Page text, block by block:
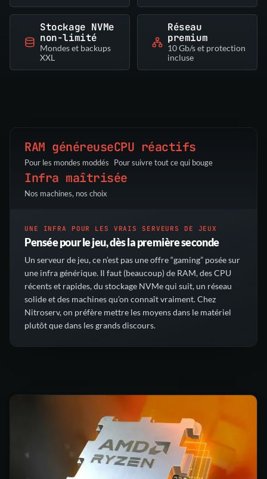
Stockage NVMe
non-limité
Mondes et backups
XXL
Réseau
premium
10 Gb/s et protection
incluse
RAM généreuse
Pour les mondes moddés
CPU réactifs
Pour suivre tout ce qui bouge
Infra maîtrisée
Nos machines, nos choix
UNE INFRA POUR LES VRAIS SERVEURS DE JEUX
Pensée pour le jeu, dès la première seconde
Un serveur de jeu, ce n’est pas une offre “gaming” posée sur
une infra générique. Il faut (beaucoup) de RAM, des CPU
récents et rapides, du stockage NVMe qui suit, un réseau
solide et des machines qu’on connaît vraiment. Chez
Nitroserv, on préfère mettre les moyens dans le matériel
plutôt que dans les grands discours.